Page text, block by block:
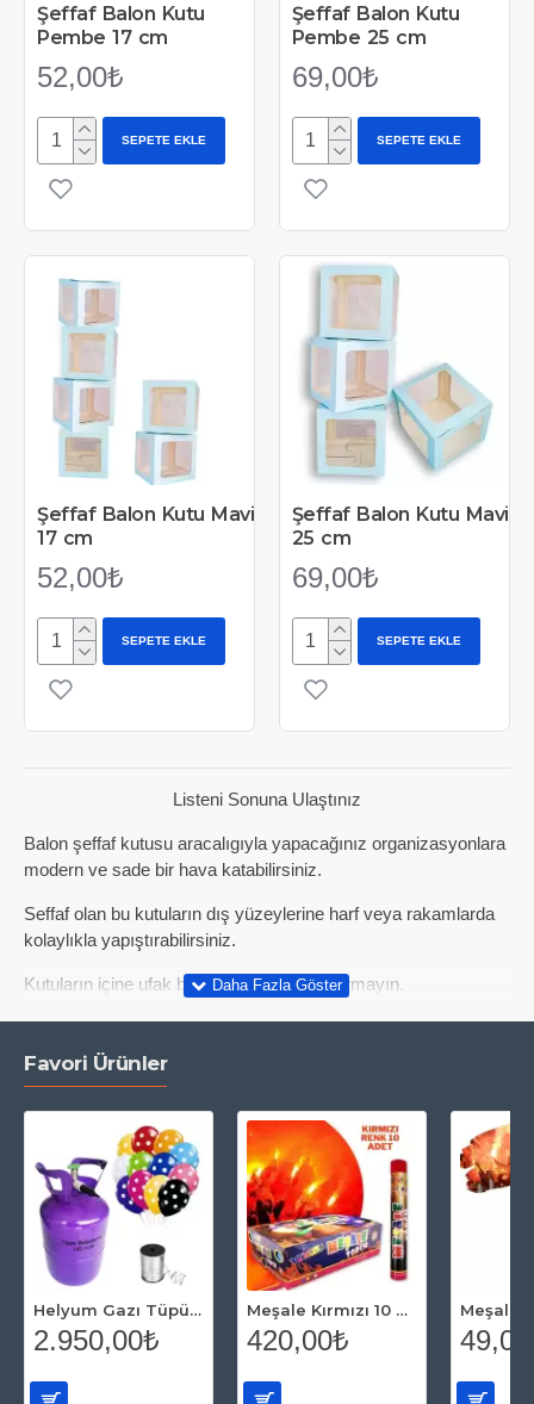
Şeffaf Balon Kutu
Pembe 17 cm
52,00₺
SEPETE EKLE
Şeffaf Balon Kutu
Pembe 25 cm
69,00₺
SEPETE EKLE
Şeffaf Balon Kutu Mavi
17 cm
52,00₺
SEPETE EKLE
Şeffaf Balon Kutu Mavi
25 cm
69,00₺
SEPETE EKLE
Listeni Sonuna Ulaştınız
Balon şeffaf kutusu aracalıgıyla yapacağınız organizasyonlara
modern ve sade bir hava katabilirsiniz.
Seffaf olan bu kutuların dış yüzeylerine harf veya rakamlarda
kolaylıkla yapıştırabilirsiniz.
Kutuların içine ufak balonlar eklemeyi unutmayın.
Favori Ürünler
Helyum Gazı Tüpü 2.2 lt (20 Adet Puantiyeli Balon Hediye)
2.950,00₺
Meşale Kırmızı 10 Adet
420,00₺